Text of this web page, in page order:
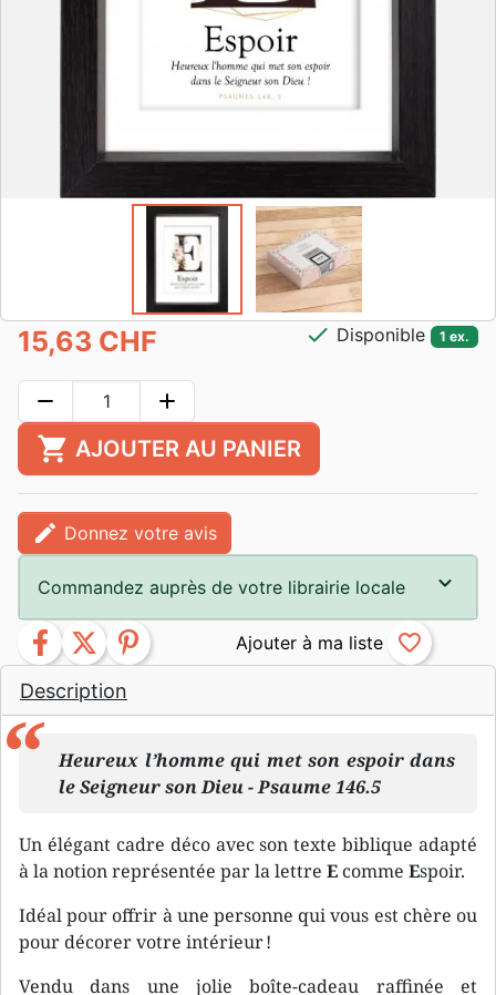
Description
Heureux l’homme qui met son espoir dans
le Seigneur son Dieu - Psaume 146.5
Un élégant cadre déco avec son texte biblique adapté
à la notion représentée par la lettre E comme Espoir.
Idéal pour offrir à une personne qui vous est chère ou
pour décorer votre intérieur !
Vendu dans une jolie boîte-cadeau raffinée et
15,63 CHF check Disponible 1 ex.
remove add
shopping_cart AJOUTER AU PANIER
edit Donnez votre avis
Commandez auprès de votre librairie locale
facebook twitter pinterest favorite_border